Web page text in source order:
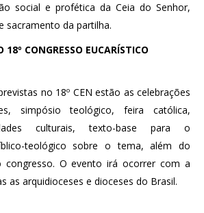
social e profética da Ceia do Senhor,
sacramento da partilha.
18º CONGRESSO EUCARÍSTICO
no 18º CEN estão as celebrações
simpósio teológico, feira católica,
culturais, texto-base para o
teológico sobre o tema, além do
O evento irá ocorrer com a
as arquidioceses e dioceses do Brasil.